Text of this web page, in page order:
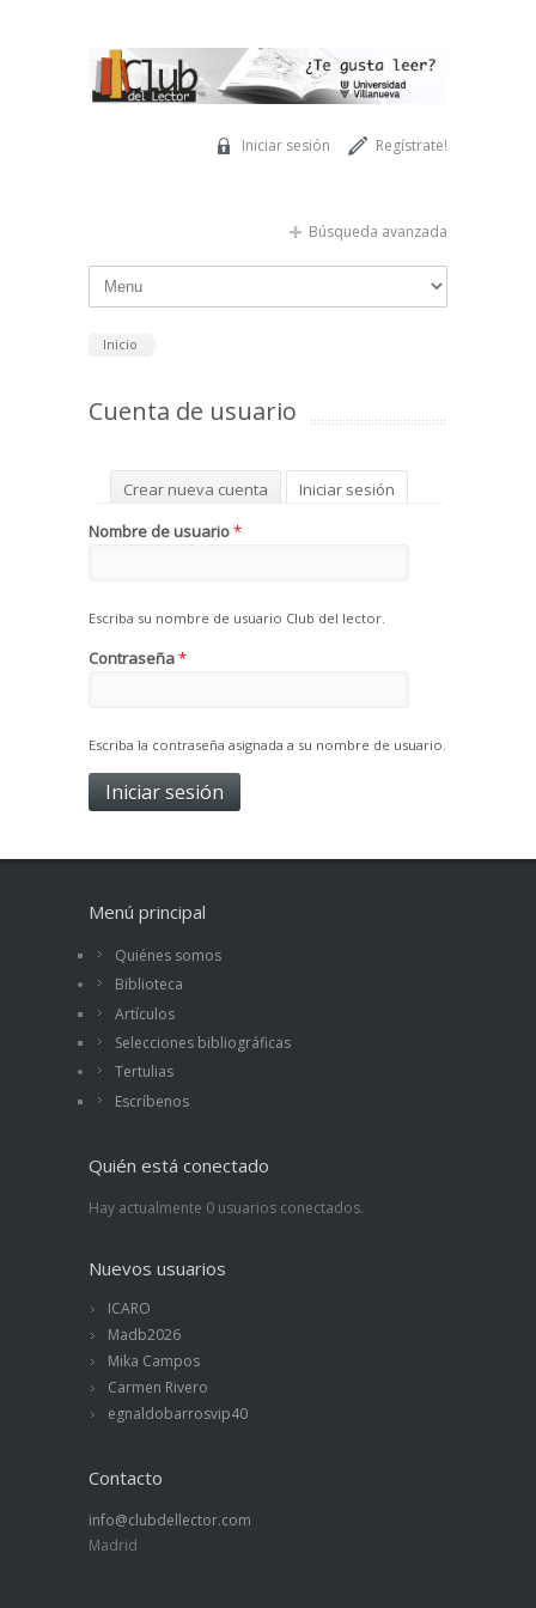
Regístrate!
Iniciar sesión
Búsqueda avanzada
Inicio
Cuenta de usuario
Solapas principales
Crear nueva cuenta Iniciar sesión
Solicitar una nueva contraseña
Nombre de usuario*
Escriba su nombre de usuario Club del lector.
Contraseña*
Escriba la contraseña asignada a su nombre de usuario.
Menú principal
Quiénes somos
Biblioteca
Artículos
Selecciones bibliográficas
Tertulias
Escríbenos
Quién está conectado
Hay actualmente 0 usuarios conectados.
Nuevos usuarios
ICARO
Madb2026
Mika Campos
Carmen Rivero
egnaldobarrosvip40
Contacto
info@clubdellector.com
Madrid